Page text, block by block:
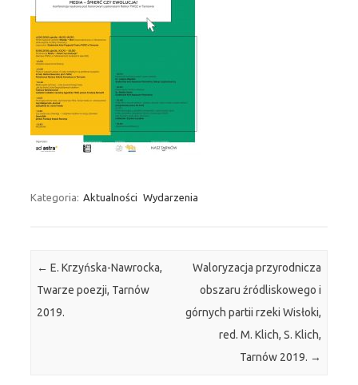
Kategoria: Aktualności Wydarzenia
Post navigation
← E. Krzyńska-Nawrocka,
Twarze poezji, Tarnów
2019.
Waloryzacja przyrodnicza
obszaru źródliskowego i
górnych partii rzeki Wisłoki,
red. M. Klich, S. Klich,
Tarnów 2019. →